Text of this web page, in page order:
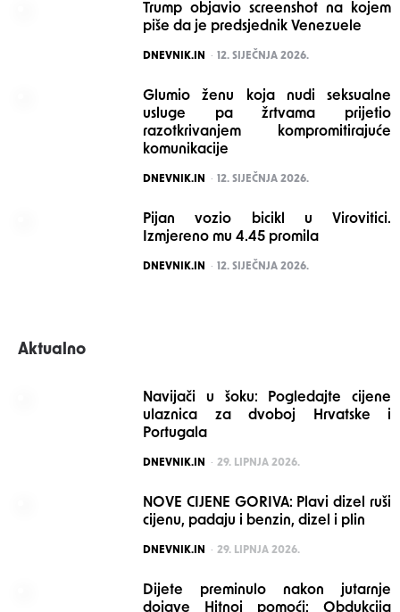
Trump objavio screenshot na kojem
piše da je predsjednik Venezuele
POSTED
DNEVNIK.IN 12. SIJEČNJA 2026.
Glumio ženu koja nudi seksualne
usluge pa žrtvama prijetio
razotkrivanjem kompromitirajuće
komunikacije
POSTED
DNEVNIK.IN 12. SIJEČNJA 2026.
Pijan vozio bicikl u Virovitici.
Izmjereno mu 4.45 promila
POSTED
DNEVNIK.IN 12. SIJEČNJA 2026.
Aktualno
Navijači u šoku: Pogledajte cijene
ulaznica za dvoboj Hrvatske i
Portugala
POSTED
DNEVNIK.IN 29. LIPNJA 2026.
NOVE CIJENE GORIVA: Plavi dizel ruši
cijenu, padaju i benzin, dizel i plin
POSTED
DNEVNIK.IN 29. LIPNJA 2026.
Dijete preminulo nakon jutarnje
dojave Hitnoj pomoći: Obdukcija